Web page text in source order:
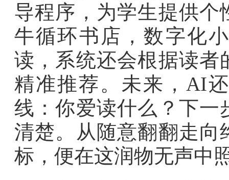
导程序，为学生提供个
牛循环书店，数字化
读，系统还会根据读者
精准推荐。未来，AI
线：你爱读什么？下一
清楚。从随意翻翻走向
标，便在这润物无声中